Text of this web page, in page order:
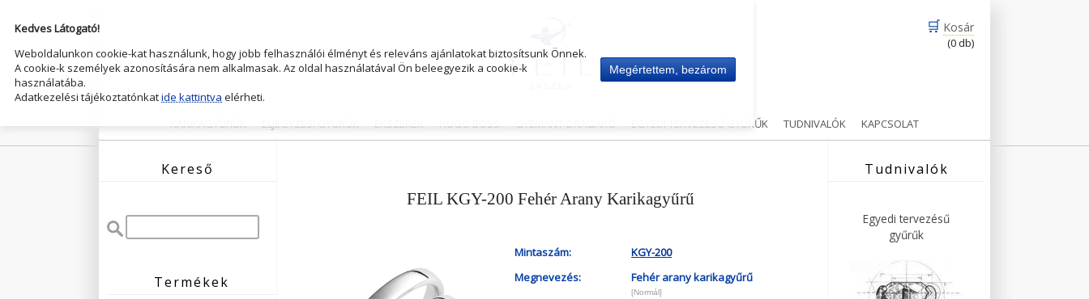
🛒 Kosár
(0 db)
KARIKAGYŰRŰK ELJEGYZESI GYŰRŰK ÉKSZEREK HUGO BOSS GYÉMÁNT-DRÁGAKŐ EGYEDI TERVEZÉSŰ GYŰRŰK TUDNIVALÓK KAPCSOLAT
Kereső
Termékek
FEIL KGY-200 Fehér Arany Karikagyűrű
Mintaszám:
KGY-200
Megnevezés:
Fehér arany karikagyűrű
[Normál]
Tudnivalók
Egyedi tervezésű
gyűrűk
Kedves Látogató!
Weboldalunkon cookie-kat használunk, hogy jobb felhasználói élményt és releváns ajánlatokat biztosítsunk Önnek.
A cookie-k személyek azonosítására nem alkalmasak. Az oldal használatával Ön beleegyezik a cookie-k
használatába.
Adatkezelési tájékoztatónkatide kattintva elérheti.
Megértettem, bezárom